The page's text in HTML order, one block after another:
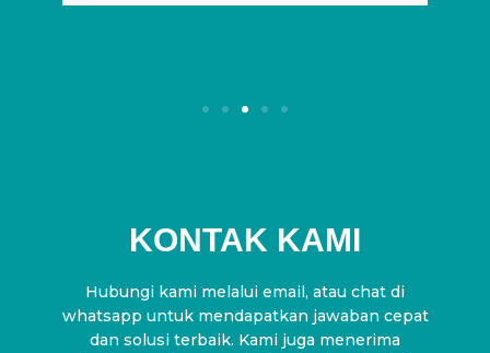
KONTAK KAMI
Hubungi kami melalui email, atau chat di
whatsapp untuk mendapatkan jawaban cepat
dan solusi terbaik. Kami juga menerima